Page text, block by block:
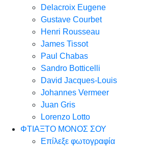
Delacroix Eugene
Gustave Courbet
Henri Rousseau
James Tissot
Paul Chabas
Sandro Botticelli
David Jacques-Louis
Johannes Vermeer
Juan Gris
Lorenzo Lotto
ΦΤΙΑΞΤΟ ΜΟΝΟΣ ΣΟΥ
Επίλεξε φωτογραφία